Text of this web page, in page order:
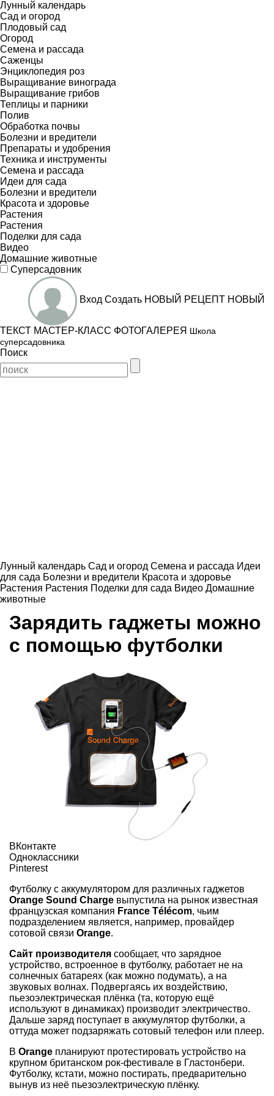
Лунный календарь
Сад и огород
Плодовый сад
Огород
Семена и рассада
Саженцы
Энциклопедия роз
Выращивание винограда
Выращивание грибов
Теплицы и парники
Полив
Обработка почвы
Болезни и вредители
Препараты и удобрения
Техника и инструменты
Семена и рассада
Идеи для сада
Болезни и вредители
Красота и здоровье
Растения
Растения
Поделки для сада
Видео
Домашние животные
Суперсадовник
Вход Создать НОВЫЙ РЕЦЕПТ НОВЫЙ
ТЕКСТ МАСТЕР-КЛАСС ФОТОГАЛЕРЕЯ Школа
суперсадовника
Поиск
Лунный календарь Сад и огород Семена и рассада Идеи
для сада Болезни и вредители Красота и здоровье
Растения Растения Поделки для сада Видео Домашние
животные
Зарядить гаджеты можно
с помощью футболки
ВКонтакте
Одноклассники
Pinterest
Футболку с аккумулятором для различных гаджетов
Orange Sound Charge выпустила на рынок известная
французская компания France Télécom, чьим
подразделением является, например, провайдер
сотовой связи Orange.
Сайт производителя сообщает, что зарядное
устройство, встроенное в футболку, работает не на
солнечных батареях (как можно подумать), а на
звуковых волнах. Подвергаясь их воздействию,
пьезоэлектрическая плёнка (та, которую ещё
используют в динамиках) производит электричество.
Дальше заряд поступает в аккумулятор футболки, а
оттуда может подзаряжать сотовый телефон или плеер.
В Orange планируют протестировать устройство на
крупном британском рок-фестивале в Гластонбери.
Футболку, кстати, можно постирать, предварительно
вынув из неё пьезоэлектрическую плёнку.